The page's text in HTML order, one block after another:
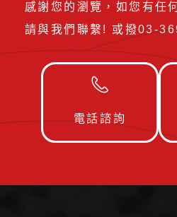
感謝您的瀏覽，如您有任
請與我們聯繫! 或撥03-
電話諮詢